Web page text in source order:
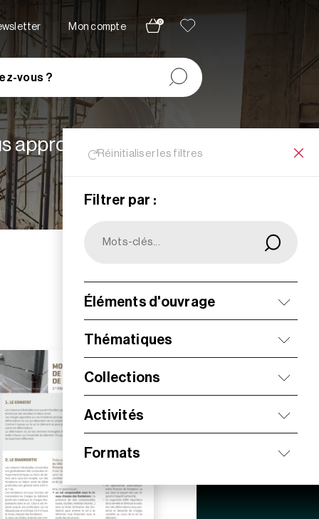
Mon compte
0
vous ?
Réinitialiser les filtres
Filtrer par :
Éléments d'ouvrage
Thématiques
Collections
Activités
Formats
appropriées à vos